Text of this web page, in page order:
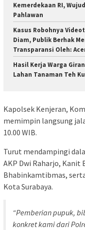
Kemerdekaan RI,
Pahlawan
Kasus Robohnya
Diam, Publik Berhak
Transparansi Oleh:
Hasil Kerja Warga
Lahan Tanaman Teh
Kapolsek Kenjeran,
memimpin langsung
10.00 WIB.
Turut mendampingi
AKP Dwi Raharjo, Kanit
Bhabinkamtibmas,
Kota Surabaya.
“Pemberian pupuk,
konkret kami dari